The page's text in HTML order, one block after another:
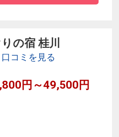
の宿 桂川
口コミを見る
円～49,500円